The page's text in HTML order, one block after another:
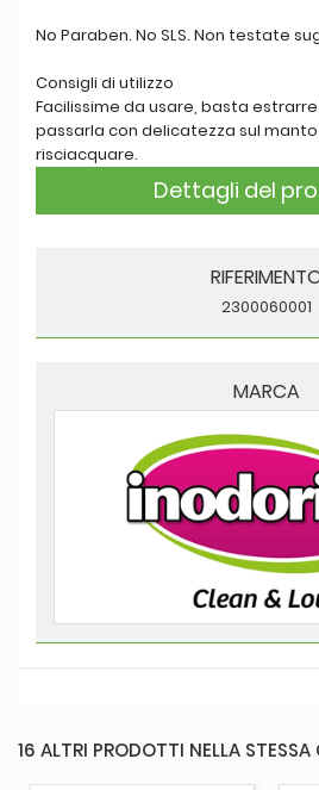
No Paraben. No SLS. Non testate
Consigli di utilizzo
Facilissime da usare, basta
passarla con delicatezza sul
risciacquare.
Dettagli del
2300060001
MARCA
16 ALTRI PRODOTTI NELLA